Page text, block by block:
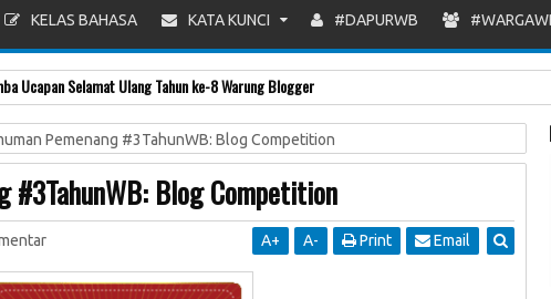
KELAS BAHASA KATA KUNCI #DAPURWB
Ucapan Selamat Ulang Tahun ke-8 Warung Blogger
Pemenang #3TahunWB: Blog Competition
#3TahunWB: Blog Competition
A+ A- Print Email